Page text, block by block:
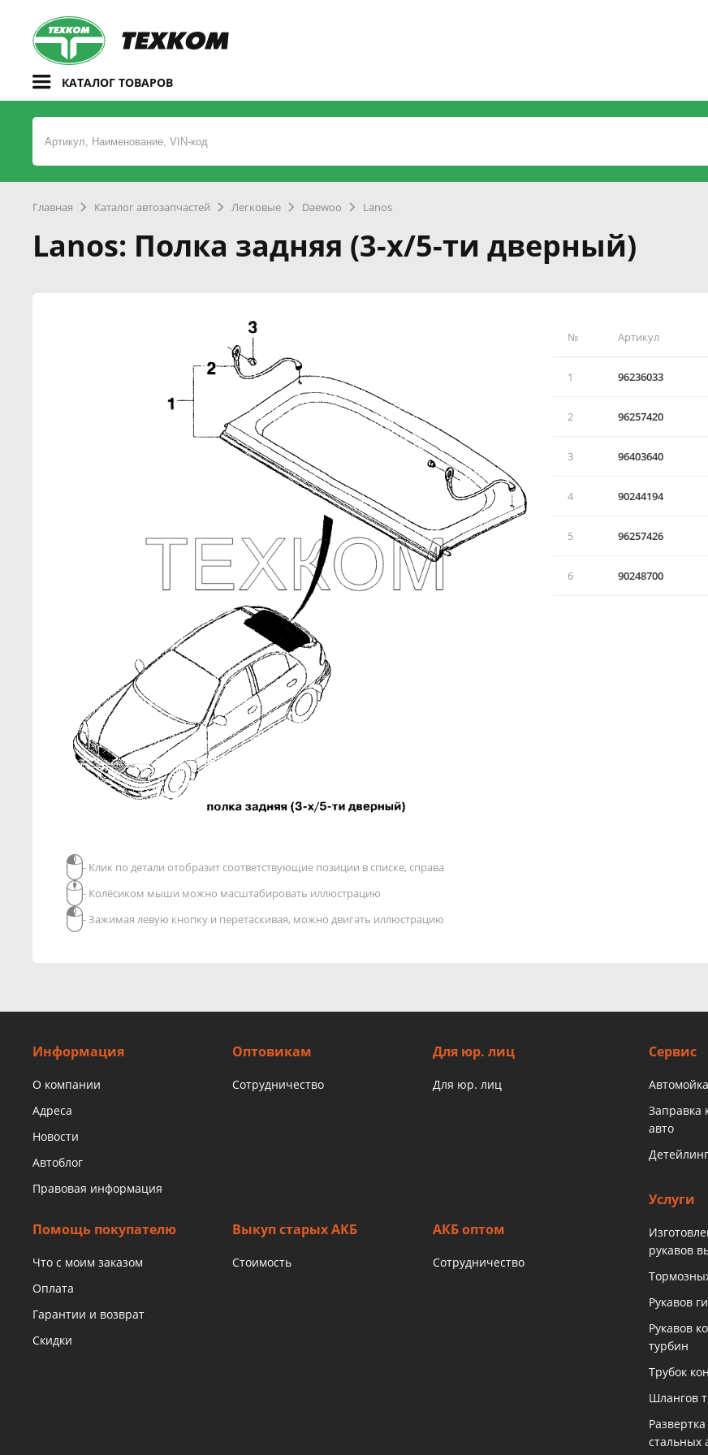
КАТАЛОГ ТОВАРОВ
Главная Каталог автозапчастей Легковые Daewoo Lanos
Lanos: Полка задняя (3-х/5-ти дверный)
№ Артикул
1 96236033
2 96257420
3 96403640
4 90244194
5 96257426
6 90248700
- Клик по детали отобразит соответствующие позиции в списке, справа
- Колёсиком мыши можно масштабировать иллюстрацию
- Зажимая левую кнопку и перетаскивая, можно двигать иллюстрацию
Информация
О компании
Адреса
Новости
Автоблог
Правовая информация
Оптовикам
Сотрудничество
Для юр. лиц
Для юр. лиц
Помощь покупателю
Что с моим заказом
Оплата
Гарантии и возврат
Скидки
Выкуп старых АКБ
Стоимость
АКБ оптом
Сотрудничество
Сервис
Заправка
авто
Детейлинг
Услуги
рукавов
Рукавов
Рукавов
турбин
Трубок
Шлангов